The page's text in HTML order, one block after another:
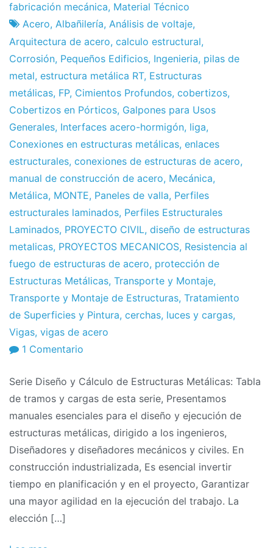
Fábrica
de
proyectos
3
de
May
de
2013
fabricación mecánica, Material Técnico
Acero, Albañilería, Análisis de voltaje,
Arquitectura de acero, calculo estructural,
Corrosión, Pequeños Edificios, Ingenieria, pilas de
metal, estructura metálica RT, Estructuras
metálicas, FP, Cimientos Profundos, cobertizos,
Cobertizos en Pórticos, Galpones para Usos
Generales, Interfaces acero-hormigón, liga,
Conexiones en estructuras metálicas, enlaces
estructurales, conexiones de estructuras de acero,
manual de construcción de acero, Mecánica,
Metálica, MONTE, Paneles de valla, Perfiles
estructurales laminados, Perfiles Estructurales
Laminados, PROYECTO CIVIL, diseño de estructuras
metalicas, PROYECTOS MECANICOS, Resistencia al
fuego de estructuras de acero, protección de
Estructuras Metálicas, Transporte y Montaje,
Transporte y Montaje de Estructuras, Tratamiento
de Superficies y Pintura, cerchas, luces y cargas,
Vigas, vigas de acero
1 Comentario
Diseño
y
Cálculo
de
Estructuras
Metálicas:
Tabla
de
Serie Diseño y Cálculo de Estructuras Metálicas: Tabla
de tramos y cargas de esta serie, Presentamos
manuales esenciales para el diseño y ejecución de
estructuras metálicas, dirigido a los ingenieros,
Diseñadores y diseñadores mecánicos y civiles. En
construcción industrializada, Es esencial invertir
tiempo en planificación y en el proyecto, Garantizar
una mayor agilidad en la ejecución del trabajo. La
elección […]